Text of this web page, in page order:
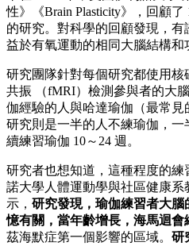
性》《Brain Plasticity》，回顧
的研究。對科學的回顧發現，
益於有氧運動的相同大腦結構和
研究團隊針對每個研究都使用
共振 （fMRI）檢測參與者的大
伽經驗的人與哈達瑜伽（最常
研究則是一半的人不練瑜伽，一
續練習瑜伽 10～24 週。
研究者也想知道，這種程度的練
諾大學人體運動學與社區健康系
示， 研究發現，瑜伽練習者大
憶有關，當年齡增長，海馬迴會
茲海默症第一個影響的區域。 研